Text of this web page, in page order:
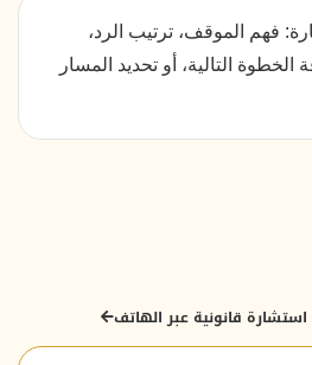
فهم الموقف، ترتيب الرد،
التالية، أو تحديد المسار
قانونية عبر الهاتف